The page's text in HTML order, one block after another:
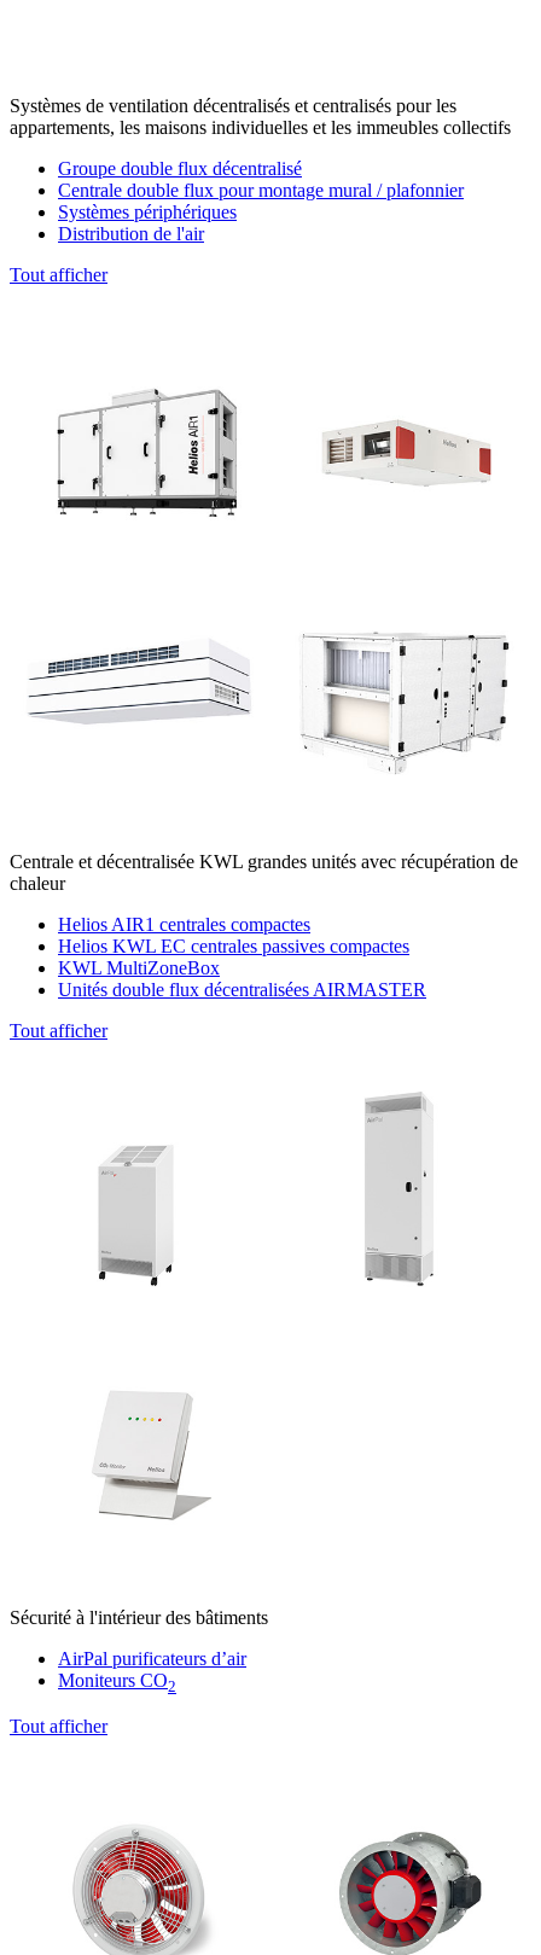
Systèmes de ventilation décentralisés et centralisés pour les
appartements, les maisons individuelles et les immeubles collectifs
Groupe double flux décentralisé
Centrale double flux pour montage mural / plafonnier
Systèmes périphériques
Distribution de l'air
Tout afficher
Centrale et décentralisée KWL grandes unités avec récupération de
chaleur
Helios AIR1 centrales compactes
Helios KWL EC centrales passives compactes
KWL MultiZoneBox
Unités double flux décentralisées AIRMASTER
Tout afficher
Sécurité à l'intérieur des bâtiments
AirPal purificateurs d’air
Moniteurs CO2
Tout afficher